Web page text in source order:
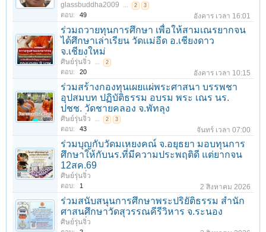
glassbuddha2009 ... 2 3
ตอบ: 49 อังคาร เวลา 16:01
ร่วมถวายทุนการศึกษา เพื่อให้สามเณรยากจน
ได้ศึกษาเล่าเรียน วัดเเม่อีด อ.เชียงดาว
จ.เชียงใหม่
ศิษย์รุ่นจิ๋ว ... 2
ตอบ: 20 อังคาร เวลา 10:15
ร่วมสร้างกองทุนเผยแผ่พระศาสนา บรรพชา
อุปสมบท ปฏิบัติธรรม อบรม พระ เณร นร.
ปชช. วัดชายคลอง จ.พัทลุง
ศิษย์รุ่นจิ๋ว ... 2 3
ตอบ: 43 จันทร์ เวลา 07:00
ร่วมบุญกับวัดมเหยงคณ์ จ.อยุธยา มอบทุนการ
ศึกษาให้กับนร.ที่มีความประพฤติดี แต่ยากจน
12สค.69
ศิษย์รุ่นจิ๋ว
ตอบ: 1 2 สิงหาคม 2026
ร่วมสนับสนุนการศึกษาพระปริยัติธรรม สำนัก
ศาสนศึกษาวัดสุวรรณคีรีวิหาร จ.ระนอง
ศิษย์รุ่นจิ๋ว